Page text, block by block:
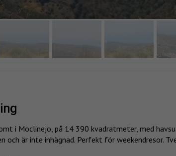
i Moclinejo, på 14 390 kvadratmeter, med
och är inte inhägnad. Perfekt för weekendresor.